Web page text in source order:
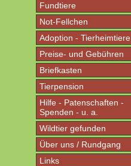
Fundtiere
Not-Fellchen
Adoption - Tierheimtiere
Preise- und Gebühren
Briefkasten
Tierpension
Hilfe - Patenschaften -
Spenden - u. a.
Wildtier gefunden
Über uns / Rundgang
Links